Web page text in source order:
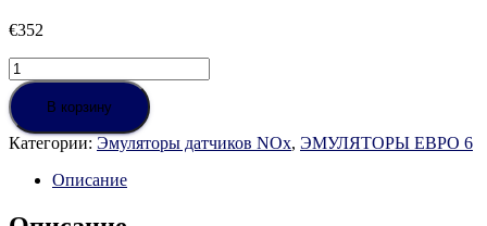
€352
Количество
товара
Ремень
звена
Adblue
В корзину
Категории: Эмуляторы датчиков NOx, ЭМУЛЯТОРЫ ЕВРО 6
Описание